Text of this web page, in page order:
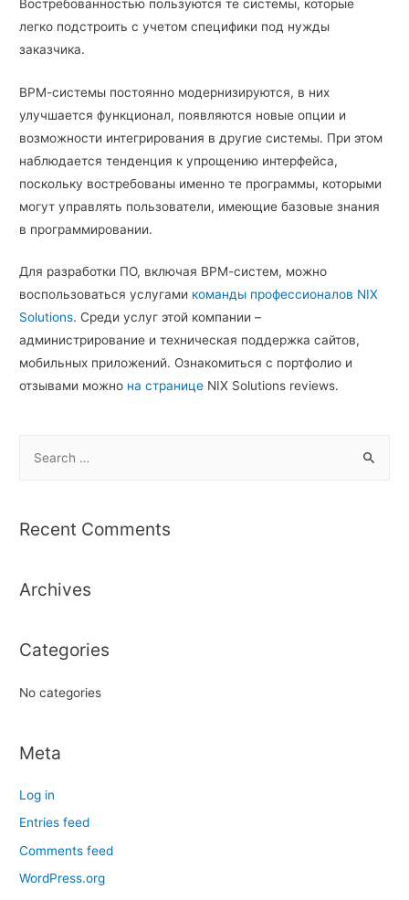
Востребованностью пользуются те системы, которые
легко подстроить с учетом специфики под нужды
заказчика.
ВРМ-системы постоянно модернизируются, в них
улучшается функционал, появляются новые опции и
возможности интегрирования в другие системы. При этом
наблюдается тенденция к упрощению интерфейса,
поскольку востребованы именно те программы, которыми
могут управлять пользователи, имеющие базовые знания
в программировании.
Для разработки ПО, включая ВРМ-систем, можно
воспользоваться услугами команды профессионалов NIX
Solutions. Среди услуг этой компании –
администрирование и техническая поддержка сайтов,
мобильных приложений. Ознакомиться с портфолио и
отзывами можно на странице NIX Solutions reviews.
r
f
r
Recent Comments
Archives
Categories
No categories
Meta
Log in
Entries feed
Comments feed
WordPress.org